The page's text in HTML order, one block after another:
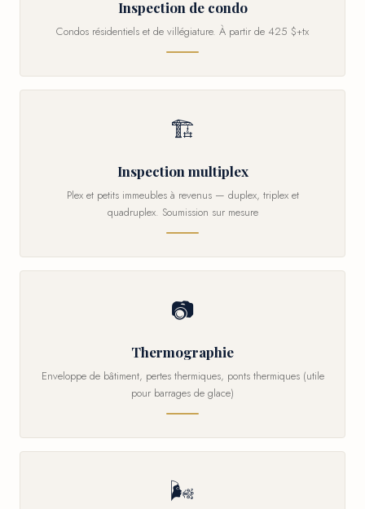
Inspection de condo
Condos résidentiels et de villégiature. À partir de 425 $+tx
🏗
Inspection multiplex
Plex et petits immeubles à revenus — duplex, triplex et
quadruplex. Soumission sur mesure
📷
Thermographie
Enveloppe de bâtiment, pertes thermiques, ponts thermiques (utile
pour barrages de glace)
🌬